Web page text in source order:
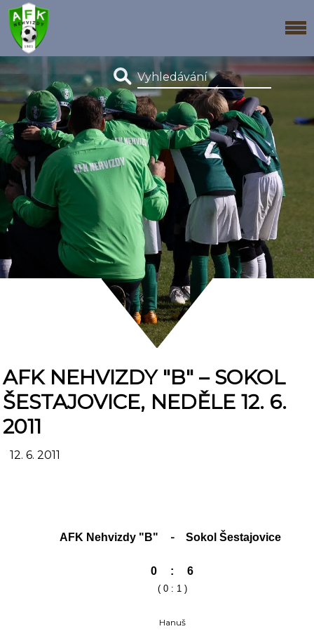
AFK NEHVIZDY "B" – SOKOL
ŠESTAJOVICE, NEDĚLE 12. 6.
2011
12. 6. 2011
AFK Nehvizdy "B" - Sokol Šestajovice
0 : 6
( 0 : 1 )
Hanuš